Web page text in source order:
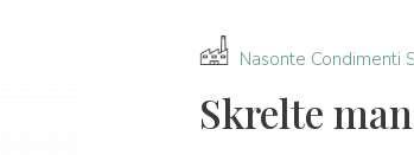
Nasonte Condimenti
Skrelte